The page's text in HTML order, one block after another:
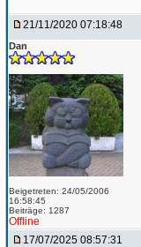
21/11/2020 07:18:48
Dan
Beigetreten: 24/05/2006
16:58:45
Beiträge: 1287
Offline
17/07/2025 08:57:31